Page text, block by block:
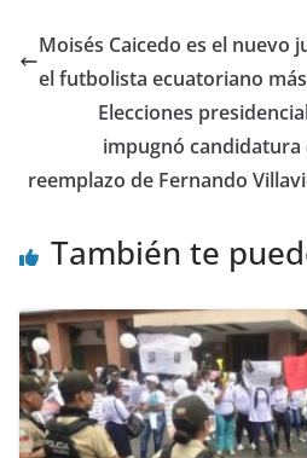
er e
b
o
o
k
s
A
p
p
gr
a
m
t
Moisés Caicedo es el nuevo
el futbolista ecuatoriano
Elecciones
impugnó candidatura
reemplazo de Fernando
También te